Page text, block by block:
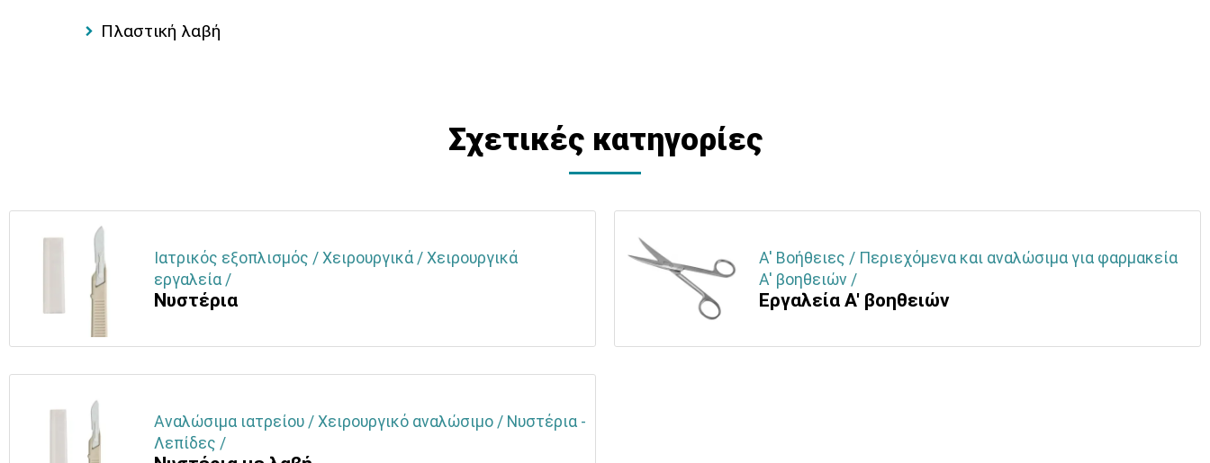
Πλαστική λαβή
Σχετικές κατηγορίες
Ιατρικός εξοπλισμός / Χειρουργικά / Χειρουργικά
εργαλεία /
Νυστέρια
Α' Βοήθειες / Περιεχόμενα και αναλώσιμα για φαρμακεία
Α' βοηθειών /
Εργαλεία Α' βοηθειών
Αναλώσιμα ιατρείου / Χειρουργικό αναλώσιμο / Νυστέρια -
Λεπίδες /